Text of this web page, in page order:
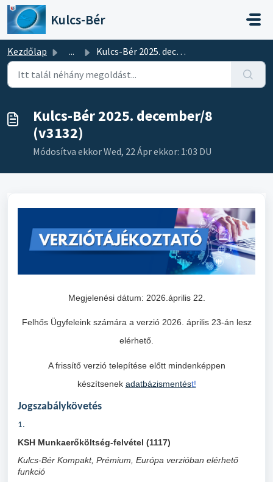
Kihagyás a tartalom megtartásához
Kulcs-Bér
Kezdőlap ... Kulcs-Bér 2025. december/8 (v3132)
Kulcs-Bér 2025. december/8
(v3132)
Módosítva ekkor Wed, 22 Ápr ekkor: 1:03 DU
Megjelenési dátum: 2026.április 22.
Felhős Ügyfeleink számára a verzió 2026. április 23-án lesz
elérhető.
A frissítő verzió telepítése előtt mindenképpen
készítsenek adatbázismentést!
Jogszabálykövetés
1.
KSH Munkaerőköltség-felvétel (1117)
Kulcs-Bér Kompakt, Prémium, Európa verzióban elérhető
funkció